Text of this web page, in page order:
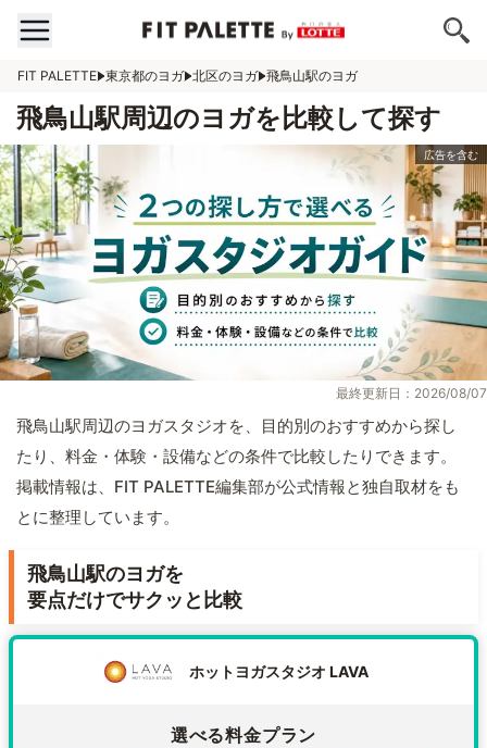
FIT PALETTE 東京都のヨガ 北区のヨガ 飛鳥山駅のヨガ
飛鳥山駅周辺のヨガを比較して探す
最終更新日：2026/08/07
飛鳥山駅周辺のヨガスタジオを、目的別のおすすめから探し
たり、料金・体験・設備などの条件で比較したりできます。
掲載情報は、FIT PALETTE編集部が公式情報と独自取材をも
とに整理しています。
飛鳥山駅のヨガを
要点だけでサクッと比較
ホットヨガスタジオ LAVA
選べる料金プラン